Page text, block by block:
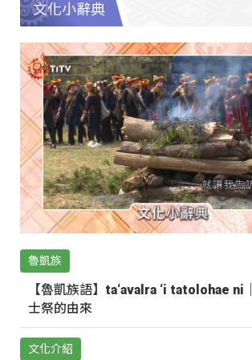
文化小辭典
魯凱族
【魯凱族語】ta‘avalra ‘i tatolohae ni
士祭的由來
文化介紹